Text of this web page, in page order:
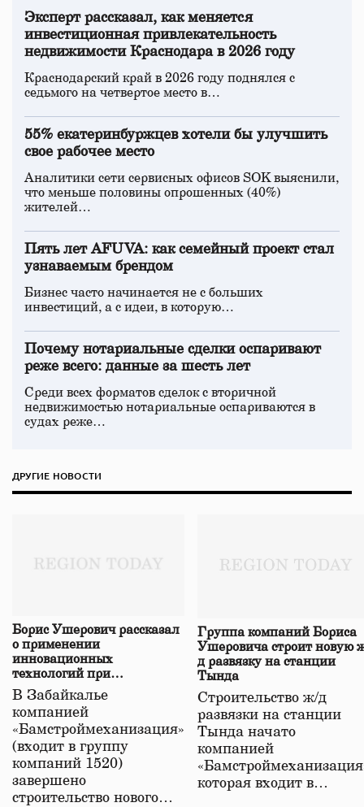
Эксперт рассказал, как меняется
инвестиционная привлекательность
недвижимости Краснодара в 2026 году
Краснодарский край в 2026 году поднялся с
седьмого на четвертое место в…
55% екатеринбуржцев хотели бы улучшить
свое рабочее место
Аналитики сети сервисных офисов SOK выяснили,
что меньше половины опрошенных (40%)
жителей…
Пять лет AFUVA: как семейный проект стал
узнаваемым брендом
Бизнес часто начинается не с больших
инвестиций, а с идеи, в которую…
Почему нотариальные сделки оспаривают
реже всего: данные за шесть лет
Среди всех форматов сделок с вторичной
недвижимостью нотариальные оспариваются в
судах реже…
ДРУГИЕ НОВОСТИ
Борис Ушерович рассказал
о применении
инновационных
технологий при
строительстве нового моста
в Забайкалье
В Забайкалье
компанией
«Бамстроймеханизация»
(входит в группу
компаний 1520)
завершено
строительство нового…
Группа компаний Бориса
Ушеровича строит новую
д развязку на станции
Тында
Строительство ж/д
развязки на станции
Тында начато
компанией
которая входит в…